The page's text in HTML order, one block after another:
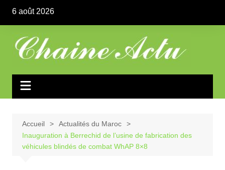
contenu
6 août 2026
Accueil
Actualités du Maroc
Inauguration à Berrechid de l’usine de fabrication des
véhicules blindés de combat WhAP 8×8